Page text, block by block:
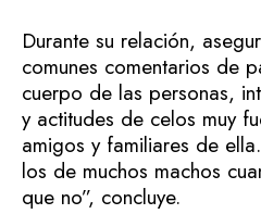
Durante su relación,
comunes comentarios de
cuerpo de las personas,
y actitudes de celos muy
amigos y familiares de
los de muchos machos
que no”, concluye.